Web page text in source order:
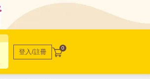
登入/註冊 0